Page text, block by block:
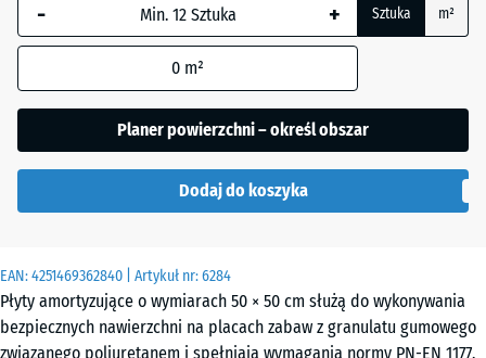
EAN:4251469362840 | Artykuł nr:6284
Płyty amortyzujące o wymiarach 50 × 50 cm służą do wykonywania
bezpiecznych nawierzchni na placach zabaw z granulatu gumowego
związanego poliuretanem i spełniają wymagania normy PN-EN 1177.
Zielony
+ 1,70 zł
obramowany
wymiar jest
obliczenia
zapotrzebowania
(chyba że w
danych produktu
50
x
50
x 4
- + Sztuka m²
0 m²
Planer powierzchni – określ obszar
Dodaj do koszyka